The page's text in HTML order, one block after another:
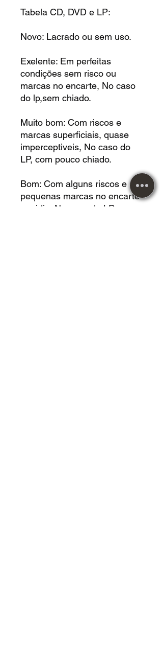
Tabela CD, DVD e LP:
Novo: Lacrado ou sem uso.
Exelente: Em perfeitas
condições sem risco ou
marcas no encarte, No caso
do lp,sem chiado.
Muito bom: Com riscos e
marcas superficiais, quase
imperceptiveis, No caso do
LP, com pouco chiado.
Bom: Com alguns riscos e
pequenas marcas no encarte
e midia. No caso do LP, com